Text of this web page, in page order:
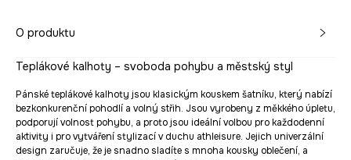
O produktu
Teplákové kalhoty – svoboda pohybu a městský styl
Pánské teplákové kalhoty jsou klasickým kouskem šatníku, který nabízí
bezkonkurenční pohodlí a volný střih. Jsou vyrobeny z měkkého úpletu,
podporují volnost pohybu, a proto jsou ideální volbou pro každodenní
aktivity i pro vytváření stylizací v duchu athleisure. Jejich univerzální
design zaručuje, že je snadno sladíte s mnoha kousky oblečení, a